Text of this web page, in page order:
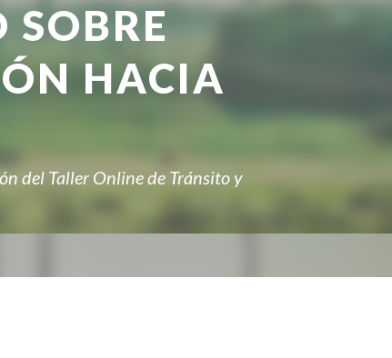
SOBRE
HACIA
del Taller Online de Tránsito y